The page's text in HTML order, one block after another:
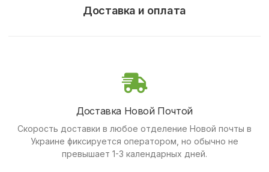
Доставка и оплата
Доставка Новой Почтой
Скорость доставки в любое отделение Новой почты в
Украине фиксируется оператором, но обычно не
превышает 1-3 календарных дней.